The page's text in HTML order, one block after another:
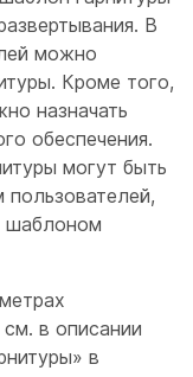
В
можно
Кроме того,
назначать
обеспечения.
могут быть
шаблоном
в описании
в